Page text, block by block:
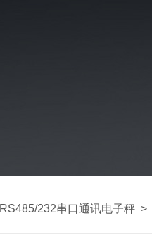
RS485/232串口通讯电子秤 >